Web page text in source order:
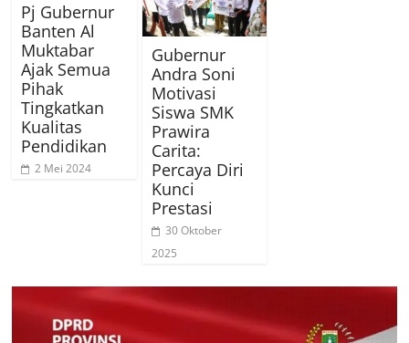
Pj Gubernur
Banten Al
Muktabar
Ajak Semua
Pihak
Tingkatkan
Kualitas
Pendidikan
2 Mei 2024
Gubernur
Andra Soni
Motivasi
Siswa SMK
Prawira
Carita:
Percaya Diri
Kunci
Prestasi
30 Oktober
2025